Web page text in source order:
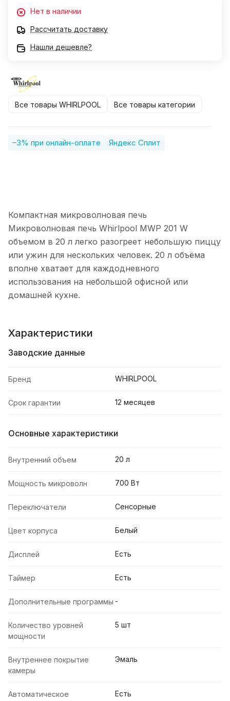
Нет в наличии
Рассчитать доставку
Нашли дешевле?
Все товары WHIRLPOOL Все товары категории
–3% при онлайн-оплате Яндекс Сплит
Компактная микроволновая печь
Микроволновая печь Whirlpool MWP 201 W
объемом в 20 л легко разогреет небольшую пиццу
или ужин для нескольких человек. 20 л объёма
вполне хватает для каждодневного
использования на небольшой офисной или
домашней кухне.
Характеристики
Заводские данные
Бренд WHIRLPOOL
Срок гарантии 12 месяцев
Основные характеристики
Внутренний объем 20 л
Мощность микроволн 700 Вт
Переключатели Сенсорные
Цвет корпуса Белый
Дисплей Есть
Таймер Есть
Дополнительные программы -
Количество уровней
мощности
5 шт
Внутреннее покрытие
камеры
Эмаль
Автоматическое
Есть